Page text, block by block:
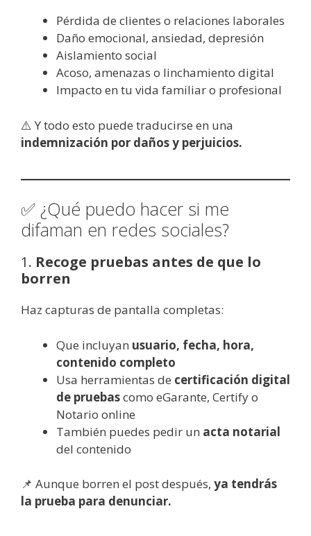
Pérdida de clientes o relaciones laborales
Daño emocional, ansiedad, depresión
Aislamiento social
Acoso, amenazas o linchamiento digital
Impacto en tu vida familiar o profesional
⚠️ Y todo esto puede traducirse en una
indemnización por daños y perjuicios.
✅ ¿Qué puedo hacer si me
difaman en redes sociales?
1. Recoge pruebas antes de que lo
borren
Haz capturas de pantalla completas:
Que incluyan usuario, fecha, hora,
contenido completo
Usa herramientas de certificación digital
de pruebascomo eGarante, Certify o
Notario online
También puedes pedir un acta notarial
del contenido
📌 Aunque borren el post después, ya tendrás
la prueba para denunciar.